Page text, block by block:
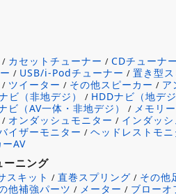
/ カセットチューナー /CDチューナー
/ USB/i-Podチューナー /置き型
/ ツイーター / その他スピーカー / ア
ビ（非地デジ） / HDDナビ（地デジ
ビ（AV一体・非地デジ） / メモリ
/ オンダッシュモニター / インダッ
イザーモニター /ヘッドレストモニ
AV
ーニング
スキット /直巻スプリング / その他
他補強パーツ / メーター / ブローオ